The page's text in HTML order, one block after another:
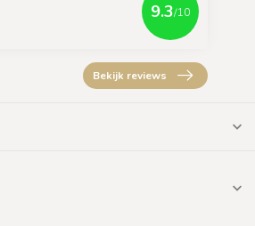
9.3/10
Bekijk reviews